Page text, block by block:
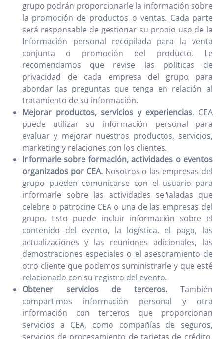
grupo podrán proporcionarle la información sobre
la promoción de productos o ventas. Cada parte
será responsable de gestionar su propio uso de la
Información personal recopilada para la venta
conjunta o promoción del producto. Le
recomendamos que revise las políticas de
privacidad de cada empresa del grupo para
abordar las preguntas que tenga en relación al
tratamiento de su información.
Mejorar productos, servicios y experiencias. CEA
puede utilizar su información personal para
evaluar y mejorar nuestros productos, servicios,
marketing y relaciones con los clientes.
Informarle sobre formación, actividades o eventos
organizados por CEA. Nosotros o las empresas del
grupo pueden comunicarse con el usuario para
informarle sobre las actividades señaladas que
celebre o patrocine CEA o una de las empresas del
grupo. Esto puede incluir información sobre el
contenido del evento, la logística, el pago, las
actualizaciones y las reuniones adicionales, las
demostraciones especiales o el asesoramiento de
otro cliente que podemos suministrarle y que esté
relacionado con su registro del evento.
Obtener servicios de terceros.También
compartimos información personal y otra
información con terceros que proporcionan
servicios a CEA, como compañías de seguros,
servicios de procesamiento de tarjetas de crédito,